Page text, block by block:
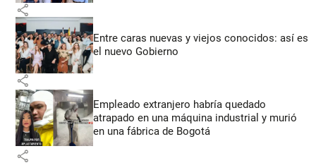
share
Entre caras nuevas y viejos conocidos: así es
el nuevo Gobierno
share
Empleado extranjero habría quedado
atrapado en una máquina industrial y murió
en una fábrica de Bogotá
share